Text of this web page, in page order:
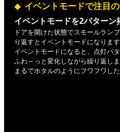
イベントモードで注目
イベントモードを2パターン
ドアを開けた状態でスモールラン
り返すとイベントモードになります
イベントモードになると、点灯パ
ふわ～っと変化しながら繰り返しま
まるでホタルのようにフワフワし